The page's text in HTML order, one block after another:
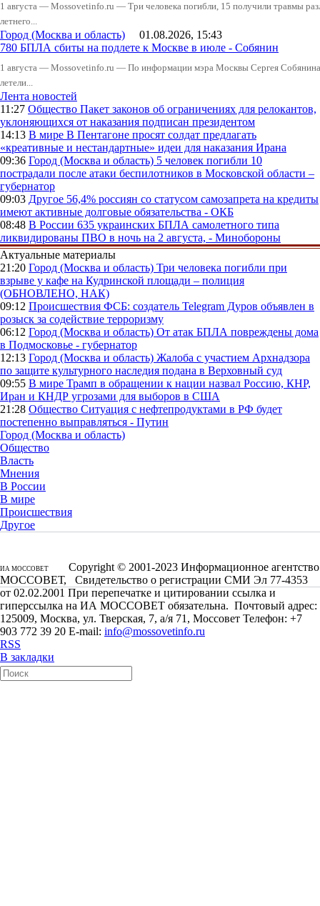
1 августа — Mossovetinfo.ru — Три человека погибли, 15 получили травмы
летнего...
Город (Москва и область) 01.08.2026, 15:43
780 БПЛА сбиты на подлете к Москве в июле - Собянин
1 августа — Mossovetinfo.ru — По информации мэра Москвы Сергея
летели...
Лента новостей
11:27 Общество Пакет законов об ограничениях для релокантов,
уклоняющихся от наказания подписан президентом
14:13 В мире В Пентагоне просят солдат предлагать
«креативные и нестандартные» идеи для наказания Ирана
09:36 Город (Москва и область) 5 человек погибли 10
пострадали после атаки беспилотников в Московской области –
губернатор
09:03 Другое 56,4% россиян со статусом самозапрета на кредиты
имеют активные долговые обязательства - ОКБ
08:48 В России 635 украинских БПЛА самолетного типа
ликвидированы ПВО в ночь на 2 августа, - Минобороны
Актуальные материалы
21:20 Город (Москва и область) Три человека погибли при
взрыве у кафе на Кудринской площади – полиция
(ОБНОВЛЕНО, НАК)
09:12 Происшествия ФСБ: создатель Telegram Дуров объявлен в
розыск за содействие терроризму
06:12 Город (Москва и область) От атак БПЛА повреждены дома
в Подмосковье - губернатор
12:13 Город (Москва и область) Жалоба с участием Архнадзора
по защите культурного наследия подана в Верховный суд
09:55 В мире Трамп в обращении к нации назвал Россию, КНР,
Иран и КНДР угрозами для выборов в США
21:28 Общество Ситуация с нефтепродуктами в РФ будет
постепенно выправляться - Путин
Город (Москва и область)
Общество
Власть
Мнения
В России
В мире
Происшествия
Другое
ИА МОССОВЕТ
Copyright © 2001-2023 Информационное агентство
МОССОВЕТ, Свидетельство о регистрации СМИ Эл 77-4353
от 02.02.2001 При перепечатке и цитировании ссылка и
гиперссылка на ИА МОССОВЕТ обязательна. Почтовый адрес:
125009, Москва, ул. Тверская, 7, а/я 71, Моссовет Телефон: +7
903 772 39 20 E-mail: info@mossovetinfo.ru
RSS
В закладки